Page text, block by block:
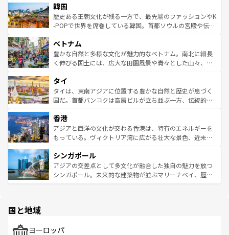
ワイを、存分に味わってほしい。 なお、新着のハワイ情報
はコンテンツ一覧を参照してほしい。
いる。アクティビティも充実しており、サーフィンやダイ
ビング、ハイキングなど、アウトドア好きにはたまらな
い。オーストラリアの多彩な魅力を存分に味わいつくそ
参照してほしい。
ン）、静ひつな山岳地帯である台湾東部など、都市の喧騒
と山間の静けさが共存しており、訪れる人に新しい発見と
驚きをもたらしてくれる。また、奥深い台湾の食文化も魅
容にもいいと評判のスイーツなど、バラエティ豊かな料理
が味わえる。 なお、新着の台湾情報は コンテンツ一覧を参
照してほしい。
韓国
歴史ある王朝文化が残る一方で、最先端のファッションやK
-POPで世界を席巻している韓国。首都ソウルの宮殿や伝統
き、地方に足を延ばせば四季折々の自然美を楽しむことが
できる。そして、キムチや焼肉、絶品のストリートフード
まで、さまざまな韓国料理が待っている。夜には、韓国な
リティに包まれながら、韓国の多彩な魅力を心ゆくまで味
わってみてほしい。 なお、新着の韓国情報はコンテンツ一
覧を参照してほしい。
ベトナム
豊かな自然と多様な文化が魅力的なベトナム。南北に細長
く伸びる国土には、広大な田園風景や青々とした山々、世
急速な発展と共に伝統が息づく。ハノイの古い町並みやホ
ーチミン市のフランス統治時代の建物も、独特の雰囲気を
醸し出している。また、バラエティの豊かさとおいしさで
とつ。フォーやバインミー、ベトナムコーヒーなどは、ぜ
ひ現地で味わいたい。どの地域を訪れてもあたたかい人々
が旅行者を迎えてくれるので、きっと忘れられない旅にな
参照してほしい。
タイ
タイは、東南アジアに位置する豊かな自然と歴史が息づく
国だ。首都バンコクは高層ビルが立ち並ぶ一方、伝統的な
の活気が交差している。北部ではチェンマイなどの山岳地
帯で自然と触れ合い、南部ではプーケットやクラビの美し
いビーチでリゾート気分を楽しむことができる。タイ料理
激する。気候は一年中温暖で、どの季節にも異なる楽しみ
が待っている。親しみやすいタイの人々、仏教を中心とし
た文化、そして多様な観光資源が、訪れる旅人を魅了し続
香港
アジアと西洋の文化が交わる香港は、特有のエネルギーを
もっている。ヴィクトリア湾に広がる壮大な景色、近未来
み、どこを訪れても感動するはず。観光スポットが密集し
ており、効率よく見どころを回れるのも魅力。息をのむよ
うな絶景から文化的な体験まで、香港を存分に楽しみ尽く
シンガポール
アジアの交差点として多文化が融合した独自の魅力を放つ
シンガポール。未来的な建築物が並ぶマリーナベイ、歴史
で、ホーカーズは地元の風情を楽しめる外せないスポット
国と地域
ヨーロッパ